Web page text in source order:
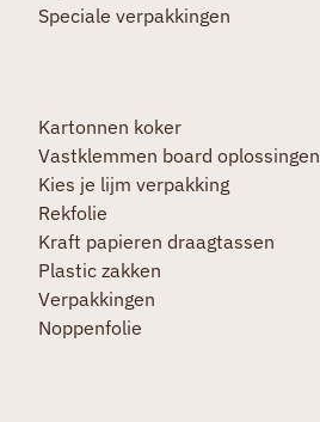
Speciale verpakkingen
Kartonnen koker
Vastklemmen board oplossingen
Kies je lijm verpakking
Rekfolie
Kraft papieren draagtassen
Plastic zakken
Verpakkingen
Noppenfolie